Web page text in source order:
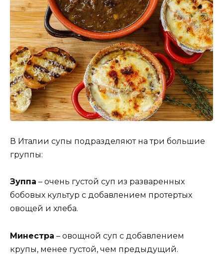
В Италии супы подразделяют на три большие
группы:
Зуппа – очень густой суп из разваренных
бобовых культур с добавлением протертых
овощей и хлеба.
Минестра – овощной суп с добавлением
крупы, менее густой, чем предыдущий.